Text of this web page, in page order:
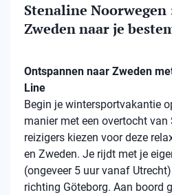
Stenaline
Zweden naar je
Ontspannen naar Zweden
Line
Begin je wintersportvakantie
manier met een overtocht van
reizigers kiezen voor deze
en Zweden. Je rijdt met je
(ongeveer 5 uur vanaf
richting Göteborg. Aan boord